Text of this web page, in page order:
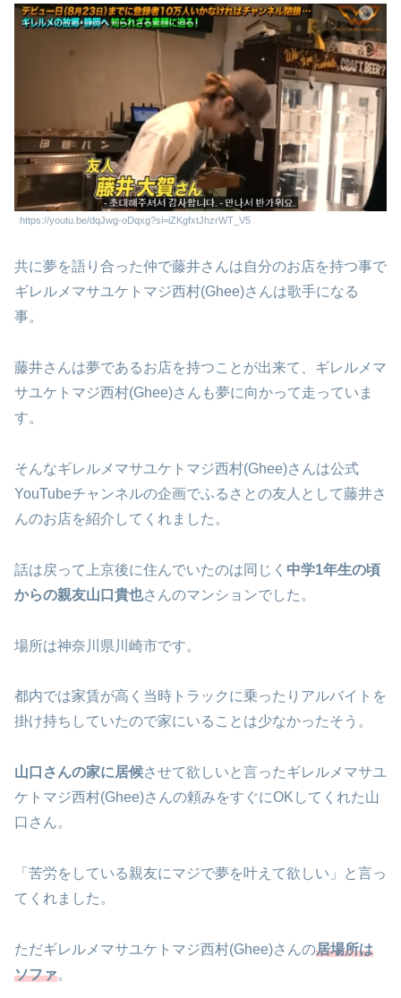
https://youtu.be/dqJwg-oDqxg?si=iZKgfxtJhzrWT_V5
共に夢を語り合った仲で藤井さんは自分のお店を持つ事で
ギレルメマサユケトマジ西村(Ghee)さんは歌手になる
事。
藤井さんは夢であるお店を持つことが出来て、ギレルメマ
サユケトマジ西村(Ghee)さんも夢に向かって走っていま
す。
そんなギレルメマサユケトマジ西村(Ghee)さんは公式
YouTubeチャンネルの企画でふるさとの友人として藤井さ
んのお店を紹介してくれました。
話は戻って上京後に住んでいたのは同じく 中学1年生の頃
からの親友山口貴也さんのマンションでした。
場所は神奈川県川崎市です。
都内では家賃が高く当時トラックに乗ったりアルバイトを
掛け持ちしていたので家にいることは少なかったそう。
山口さんの家に居候させて欲しいと言ったギレルメマサユ
ケトマジ西村(Ghee)さんの頼みをすぐにOKしてくれた山
口さん。
「苦労をしている親友にマジで夢を叶えて欲しい」と言っ
てくれました。
ただギレルメマサユケトマジ西村(Ghee)さんの居場所は
ソファ。